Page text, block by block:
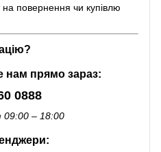
повернення чи купівлю
нам прямо зараз:
0888
09:00 – 18:00